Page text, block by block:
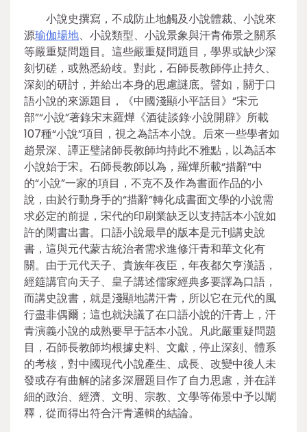
小說史撰寫，不成防止地觸及小說體裁、小說來
源瑜伽場地、小說類型、小說景象與汗青佈景之關系
等嚴重疑問題目。這些嚴重疑問題目，學界或缺少深
刻切磋，或熟悉紛歧。對此，石師長教師停止持久、
深刻的研討，并給出本身的思慮謎底。譬如，關于口
語小說的來源題目，《中國淺顯小平話目》“宋元
部”“小說”著錄宋末羅燁《酒徒談錄·小說開辟》所載
107種“小說”項目，視之為話本小說。后來一些學者如
趙景深、譚正璧諸師長教師均持此不雅點，以為話本
小說始于宋。石師長教師以為，羅燁所載“措辭”中
的“小說”一家的項目，不克不及作為書面作品的小
說，由於行動身手的“措辭”轉化成書面文學的小說需
求必定的前提，宋代的印刷業缺乏以支持話本小說如
許的閑書出書。口語小說最早的版本是元刊講史說
書，這與元代蒙古統治者需求進修汗青和華文化有
關。由于元代天子、貴族年夜臣，年夜都欠亨漢語，
經筵講官向天子、皇子講述儒家經典多要譯為口語，
而講史說書，就是淺顯地講汗青，所以它在元代的風
行盡非偶爾；這也就決議了在口語小說的汗青上，汗
青演義小說的成熟要早于話本小說。凡此嚴重疑問題
目，石師長教師均根據史料、文獻，停止深刻、體系
的考核，對中國現代小說產生、成長、改變中後人未
發或存有曲解的諸多深層題目作了自力思慮，并在詳
細的政治、經濟、文明、宗教、文學等佈景中予以闡
釋，從而得出符合汗青邏輯的結論。